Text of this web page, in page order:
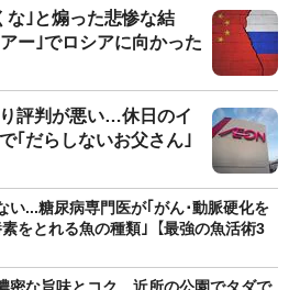
な｣と煽った悲惨な結
ー｣でロシアに向かった
評判が悪い…休日のイ
｢だらしないお父さん｣
い...糖尿病専門医が｢がん･動脈硬化を
をとれる魚の種類｣【最強の魚活術3
密な旨味とコク…近所の公園でタダで